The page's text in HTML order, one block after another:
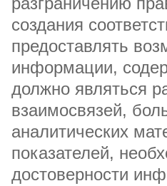
создания
предоставлять
информации,
должно являться
взаимосвязей,
аналитических
показателей,
достоверности